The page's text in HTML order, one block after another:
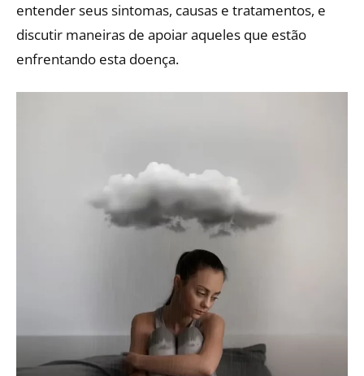
entender seus sintomas, causas e tratamentos, e
discutir maneiras de apoiar aqueles que estão
enfrentando esta doença.